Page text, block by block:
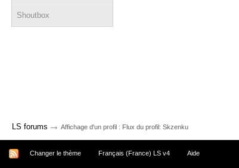
Shoutbox
LS forums → Affichage d'un profil : Flux du profil: Skzenku
Changer le thème Français (France) LS v4 Aide